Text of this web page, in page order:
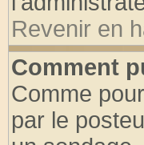
Revenir en
Comment
Comme
par le